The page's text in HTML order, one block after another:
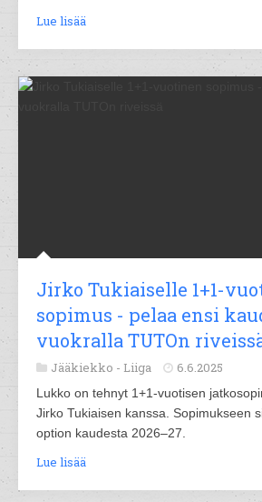
Lue lisää
Jirko Tukiaiselle 1+1-
sopimus - pelaa ensi
vuokralla TUTOn
Jääkiekko - Liiga 6.6.2025
Lukko on tehnyt 1+1-vuotisen
Jirko Tukiaisen kanssa. Sopimukseen
option kaudesta 2026–27.
Lue lisää